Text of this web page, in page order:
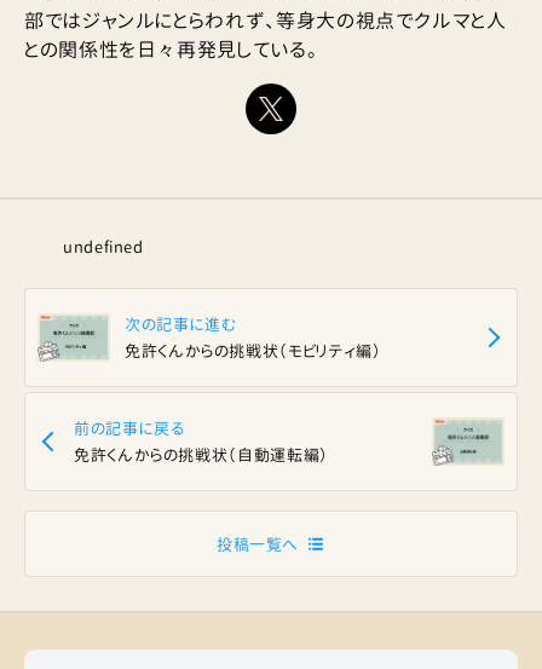
部ではジャンルにとらわれず、等身大の視点でクルマと人
との関係性を日々再発見している。
undefined
前の記事に戻る
免許くんからの挑戦状（自動運転編）
次の記事に進む
免許くんからの挑戦状（モビリティ編）
投稿一覧へ